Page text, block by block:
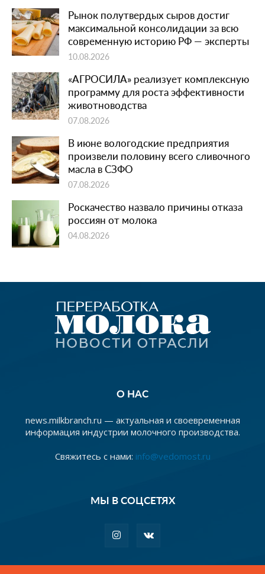
Рынок полутвердых сыров достиг
максимальной консолидации за всю
современную историю РФ — эксперты
10.08.2026
«АГРОСИЛА» реализует комплексную
программу для роста эффективности
животноводства
07.08.2026
В июне вологодские предприятия
произвели половину всего сливочного
масла в СЗФО
07.08.2026
Роскачество назвало причины отказа
россиян от молока
04.08.2026
О НАС
news.milkbranch.ru — актуальная и своевременная
информация индустрии молочного производства.
Свяжитесь с нами: info@vedomost.ru
МЫ В СОЦСЕТЯХ